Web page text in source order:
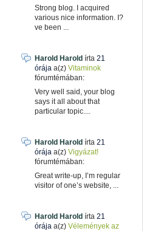
Strong blog. I acquired
various nice information. I?
ve been ...
Harold Harold írta 21
órája a(z) Vitaminok
fórumtémában:
Very well said, your blog
says it all about that
particular topic....
Harold Harold írta 21
órája a(z) Vigyázat!
fórumtémában:
Great write-up, I’m regular
visitor of one’s website, ...
Harold Harold írta 21
órája a(z) Vélemények az